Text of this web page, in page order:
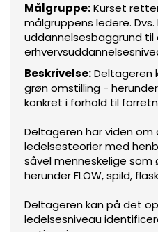
Målgruppe:Kurset
målgruppens ledere.
uddannelsesbaggrund til
Beskrivelse:Deltageren
grøn omstilling -
konkret i forhold til
Deltageren har viden
ledelsesteorier med
såvel menneskelige som
herunder FLOW, spild,
Deltageren kan på det
ledelsesniveau